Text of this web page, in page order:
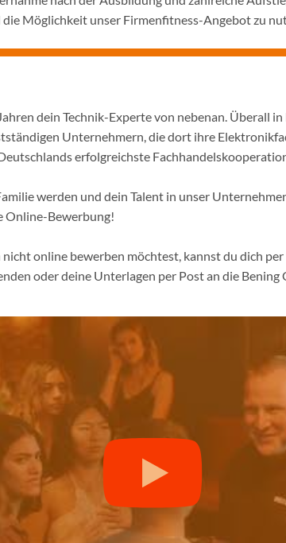
Möglichkeit unser Firmenfitness-Angebot zu
dein Technik-Experte von nebenan. Überall
Unternehmern, die dort ihre
erfolgreichste
werden und dein Talent in unser
Online-Bewerbung!
nicht online bewerben möchtest, kannst du dich
oder deine Unterlagen per Post an die Bening